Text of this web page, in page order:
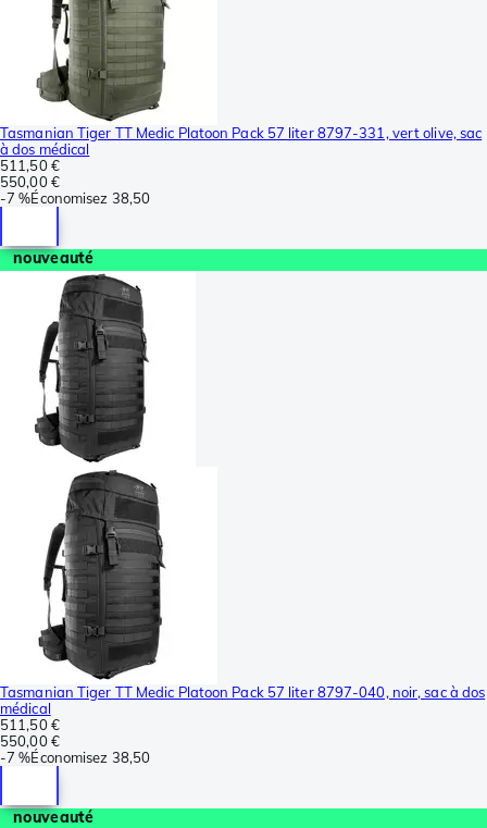
Tasmanian Tiger TT Medic Platoon Pack 57 liter 8797-331, vert olive, sac
à dos médical
511,50 €
550,00 €
-7 %Économisez 38,50
nouveauté
Tasmanian Tiger TT Medic Platoon Pack 57 liter 8797-040, noir, sac à dos
médical
511,50 €
550,00 €
-7 %Économisez 38,50
nouveauté